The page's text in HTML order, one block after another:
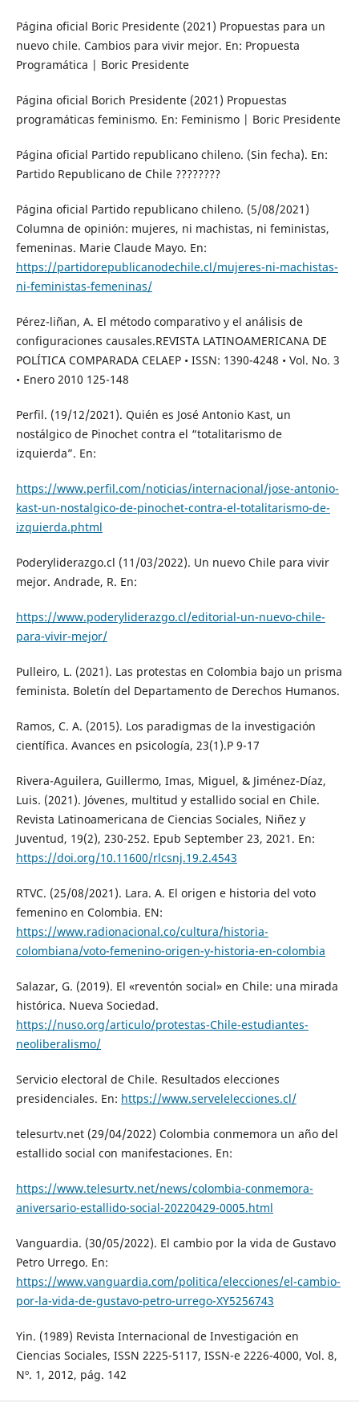
Página oficial Boric Presidente (2021) Propuestas para un
nuevo chile. Cambios para vivir mejor. En: Propuesta
Programática | Boric Presidente
Página oficial Borich Presidente (2021) Propuestas
programáticas feminismo. En: Feminismo | Boric Presidente
Página oficial Partido republicano chileno. (Sin fecha). En:
Partido Republicano de Chile ????????
Página oficial Partido republicano chileno. (5/08/2021)
Columna de opinión: mujeres, ni machistas, ni feministas,
femeninas. Marie Claude Mayo. En:
https://partidorepublicanodechile.cl/mujeres-ni-machistas-
ni-feministas-femeninas/
Pérez-liñan, A. El método comparativo y el análisis de
configuraciones causales.REVISTA LATINOAMERICANA DE
POLÍTICA COMPARADA CELAEP • ISSN: 1390-4248 • Vol. No. 3
• Enero 2010 125-148
Perfil. (19/12/2021). Quién es José Antonio Kast, un
nostálgico de Pinochet contra el “totalitarismo de
izquierda”. En:
https://www.perfil.com/noticias/internacional/jose-antonio-
kast-un-nostalgico-de-pinochet-contra-el-totalitarismo-de-
izquierda.phtml
Poderyliderazgo.cl (11/03/2022). Un nuevo Chile para vivir
mejor. Andrade, R. En:
https://www.poderyliderazgo.cl/editorial-un-nuevo-chile-
para-vivir-mejor/
Pulleiro, L. (2021). Las protestas en Colombia bajo un prisma
feminista. Boletín del Departamento de Derechos Humanos.
Ramos, C. A. (2015). Los paradigmas de la investigación
científica. Avances en psicología, 23(1).P 9-17
Rivera-Aguilera, Guillermo, Imas, Miguel, & Jiménez-Díaz,
Luis. (2021). Jóvenes, multitud y estallido social en Chile.
Revista Latinoamericana de Ciencias Sociales, Niñez y
Juventud, 19(2), 230-252. Epub September 23, 2021. En:
https://doi.org/10.11600/rlcsnj.19.2.4543
RTVC. (25/08/2021). Lara. A. El origen e historia del voto
femenino en Colombia. EN:
https://www.radionacional.co/cultura/historia-
colombiana/voto-femenino-origen-y-historia-en-colombia
Salazar, G. (2019). El «reventón social» en Chile: una mirada
histórica. Nueva Sociedad.
https://nuso.org/articulo/protestas-Chile-estudiantes-
neoliberalismo/
Servicio electoral de Chile. Resultados elecciones
presidenciales. En: https://www.servelelecciones.cl/
telesurtv.net (29/04/2022) Colombia conmemora un año del
estallido social con manifestaciones. En:
https://www.telesurtv.net/news/colombia-conmemora-
aniversario-estallido-social-20220429-0005.html
Vanguardia. (30/05/2022). El cambio por la vida de Gustavo
Petro Urrego. En:
https://www.vanguardia.com/politica/elecciones/el-cambio-
por-la-vida-de-gustavo-petro-urrego-XY5256743
Yin. (1989) Revista Internacional de Investigación en
Ciencias Sociales, ISSN 2225-5117, ISSN-e 2226-4000, Vol. 8,
Nº. 1, 2012, pág. 142